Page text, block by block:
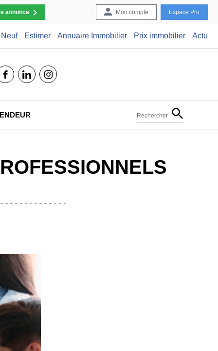
annonce Mon compte Espace Pro
Neuf Estimer Annuaire Immobilier Prix immobilier Actu
facebooklinkedin
Rechercher